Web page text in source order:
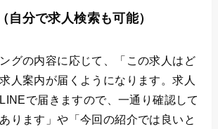
分で求人検索も可能）
グの内容に応じて、「この求人はど
人案内が届くようになります。求人
で届きますので、一通り確認して
ります」や「今回の紹介では良いと